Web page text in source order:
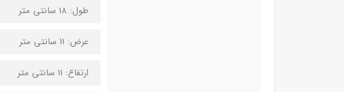
طول: 18 سانتی متر
عرض: 11 سانتی متر
ارتفاع: 11 سانتی متر